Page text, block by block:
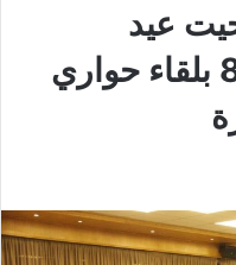
عيد
تأسيس الحزب الـ 87 بلقاء حواري